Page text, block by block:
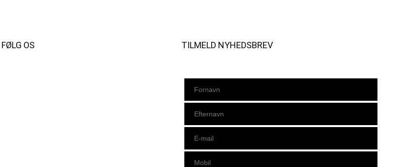
FØLG OS TILMELD NYHEDSBREV